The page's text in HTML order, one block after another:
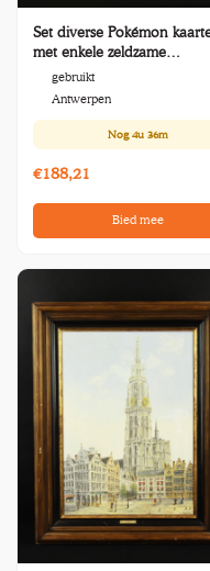
Set diverse Pokémon
met enkele zeldzame
exemplaren
gebruikt
Antwerpen
Nog4u 36m
€188,21
Bied mee